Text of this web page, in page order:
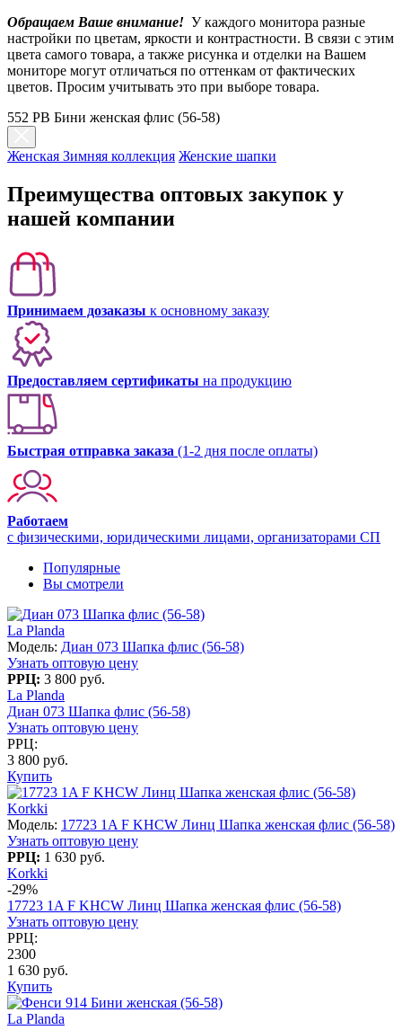
Обращаем Ваше внимание! У каждого монитора разные
настройки по цветам, яркости и контрастности. В связи с этим
цвета самого товара, а также рисунка и отделки на Вашем
мониторе могут отличаться по оттенкам от фактических
цветов. Просим учитывать это при выборе товара.
552 PB Бини женская флис (56-58)
Женская Зимняя коллекция Женские шапки
Преимущества оптовых закупок у
нашей компании
Принимаем дозаказы к основному заказу
Предоставляем сертификаты на продукцию
Быстрая отправка заказа (1-2 дня после оплаты)
Работаем
с физическими, юридическими лицами, организаторами СП
Популярные
Вы смотрели
La Planda
Модель: Диан 073 Шапка флис (56-58)
Узнать оптовую цену
РРЦ: 3 800 руб.
La Planda
Диан 073 Шапка флис (56-58)
Узнать оптовую цену
РРЦ:
3 800 руб.
Купить
Korkki
Модель: 17723 1A F KHCW Линц Шапка женская флис (56-58)
Узнать оптовую цену
РРЦ: 1 630 руб.
Korkki
-29%
17723 1A F KHCW Линц Шапка женская флис (56-58)
Узнать оптовую цену
РРЦ:
2300
1 630 руб.
Купить
La Planda